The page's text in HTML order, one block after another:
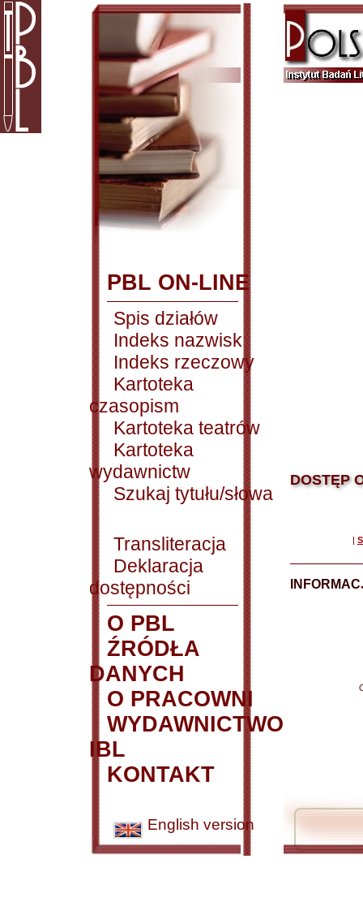
PBL ON-LINE
Spis działów
Indeks nazwisk
Indeks rzeczowy
Kartoteka
czasopism
Kartoteka teatrów
Kartoteka
wydawnictw
Szukaj tytułu/słowa
Transliteracja
Deklaracja
dostępności
O PBL
ŹRÓDŁA
DANYCH
O PRACOWNI
WYDAWNICTWO
IBL
KONTAKT
English version
DOSTĘP
|